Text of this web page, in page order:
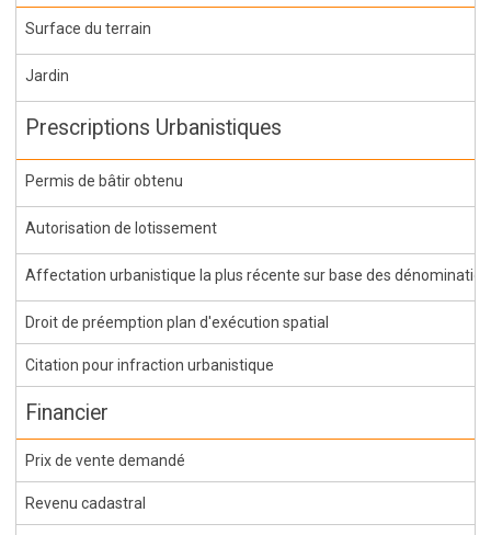
Surface du terrain
Jardin
Prescriptions Urbanistiques
Permis de bâtir obtenu
Autorisation de lotissement
Affectation urbanistique la plus récente sur base des
Droit de préemption plan d'exécution spatial
Citation pour infraction urbanistique
Financier
Prix de vente demandé
Revenu cadastral